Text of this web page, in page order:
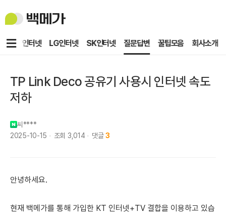
백
메
KT인터넷 LG인터넷 SK인터넷 질문답변 꿀팁모음 회사소개
메
TP Link Deco 공유기 사용시 인터넷 속도
저하
씨****
2025-10-15
조회 3,014 댓글 3
안녕하세요.
현재 백메가를 통해 가입한 KT 인터넷+TV 결합을 이용하고 있습